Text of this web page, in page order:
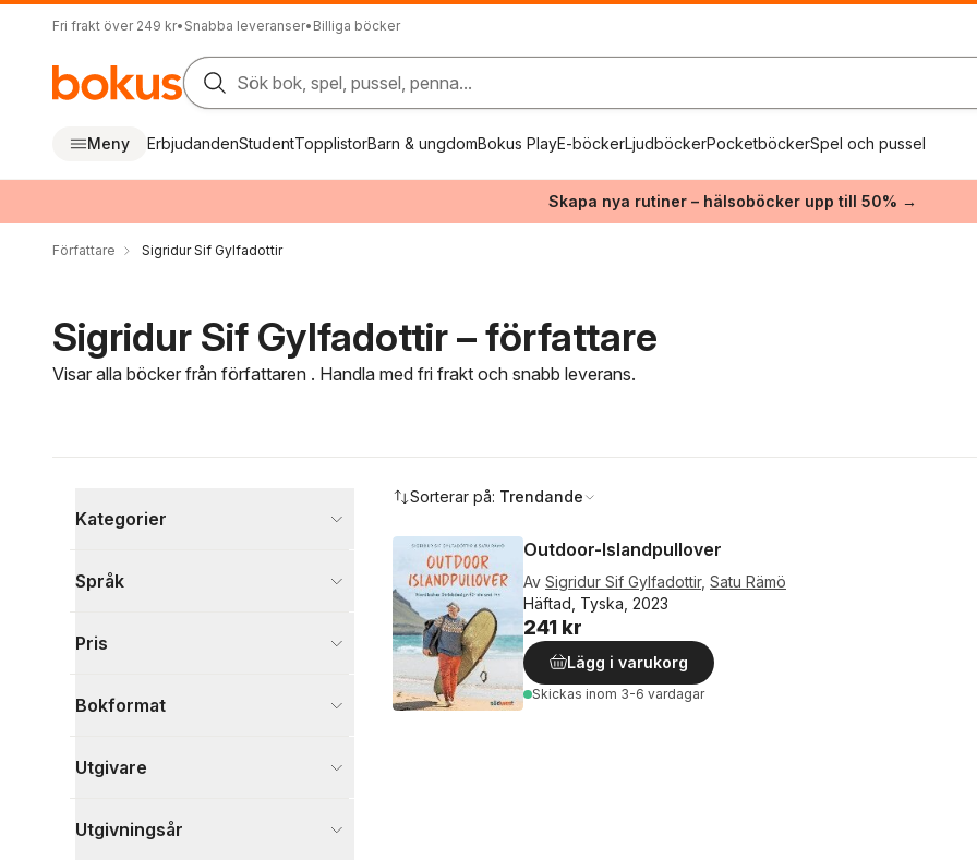
Fri frakt över 249 kr• Snabba leveranser• Billiga böcker
Sök bok, spel, pussel, penna...
Meny ErbjudandenStudentTopplistorBarn & ungdomBokus PlayE-böckerLjudböckerPocketböckerSpel och pussel
Skapa nya rutiner – hälsoböcker upp till 50% →
Författare Sigridur Sif Gylfadottir
Sigridur Sif Gylfadottir – författare
Visar alla böcker från författaren . Handla med fri frakt och snabb leverans.
Kategorier
Visa fler
Språk
Pris
Bokformat
Utgivare
Utgivningsår
Sorterar på: Trendande
Outdoor-Islandpullover
Av Sigridur Sif Gylfadottir, Satu Rämö
Häftad, Tyska, 2023
241 kr
Lägg i varukorg
Skickas inom 3-6 vardagar